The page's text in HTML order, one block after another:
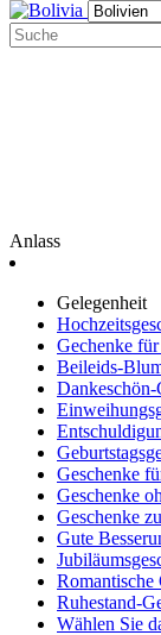
Anlass
Gelegenheit
Gechenke
Beileids-
Dankeschön-
Geschenke
Geschenke
Geschenke
Gute
Romantische
Ruhestand-
Wählen Sie